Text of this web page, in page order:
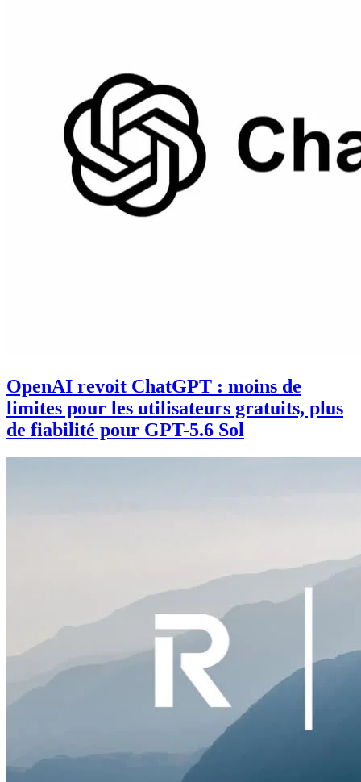
OpenAI revoit ChatGPT : moins de
limites pour les utilisateurs gratuits, plus
de fiabilité pour GPT-5.6 Sol